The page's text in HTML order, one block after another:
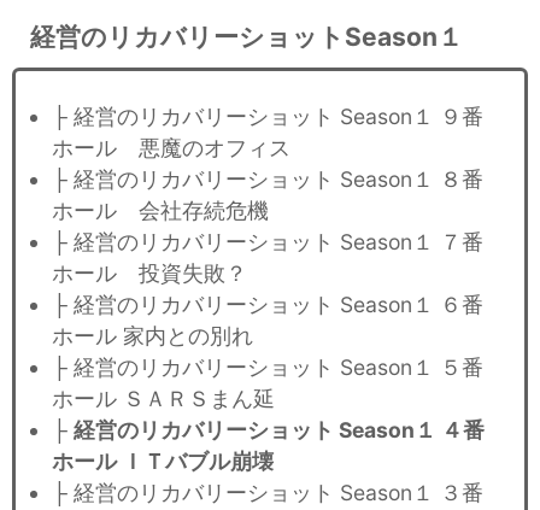
経営のリカバリーショットSeason１
├ 経営のリカバリーショット Season１ ９番
ホール 悪魔のオフィス​
├ 経営のリカバリーショット Season１ ８番
ホール 会社存続危機
├ 経営のリカバリーショット Season１ ７番
ホール 投資失敗？
├ 経営のリカバリーショット Season１ ６番
ホール 家内との別れ
├ 経営のリカバリーショット Season１ ５番
ホール ＳＡＲＳまん延
├ 経営のリカバリーショット Season１ ４番
ホール ＩＴバブル崩壊
├ 経営のリカバリーショット Season１ ３番